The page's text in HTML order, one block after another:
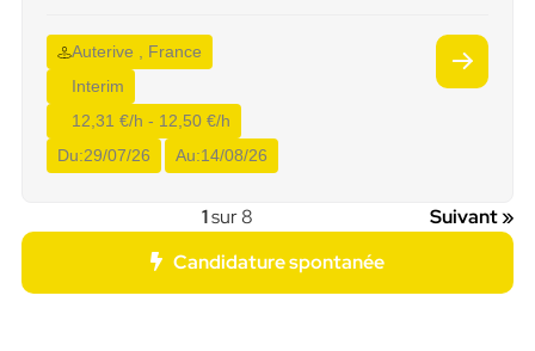
Auterive , France
Interim
12,31 €/h - 12,50 €/h
Du:29/07/26 Au:14/08/26
1sur 8
Suivant »
Candidature spontanée